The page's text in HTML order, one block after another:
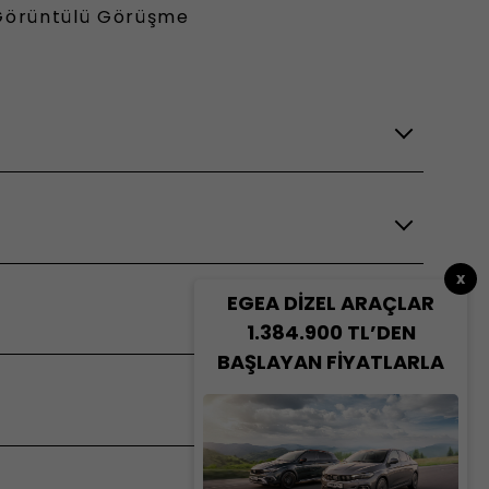
x
EGEA DİZEL ARAÇLAR
1.384.900 TL’DEN
BAŞLAYAN FİYATLARLA
Görüşme